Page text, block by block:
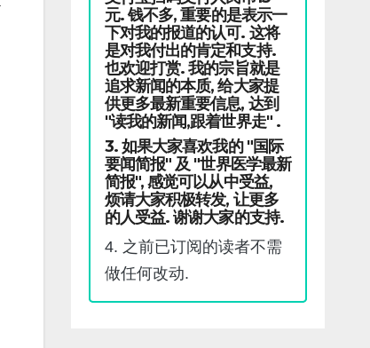
元. 钱不多, 重要的是表示一
下对我的报道的认可. 这将
是对我付出的肯定和支持.
也欢迎打赏. 我的宗旨就是
追求新闻的本质, 给大家提
供更多最新重要信息, 达到
"读我的新闻,跟着世界走" .
3. 如果大家喜欢我的 "国际
要闻简报" 及 "世界医学最新
简报", 感觉可以从中受益,
烦请大家积极转发, 让更多
的人受益. 谢谢大家的支持.
4. 之前已订阅的读者不需
做任何改动.